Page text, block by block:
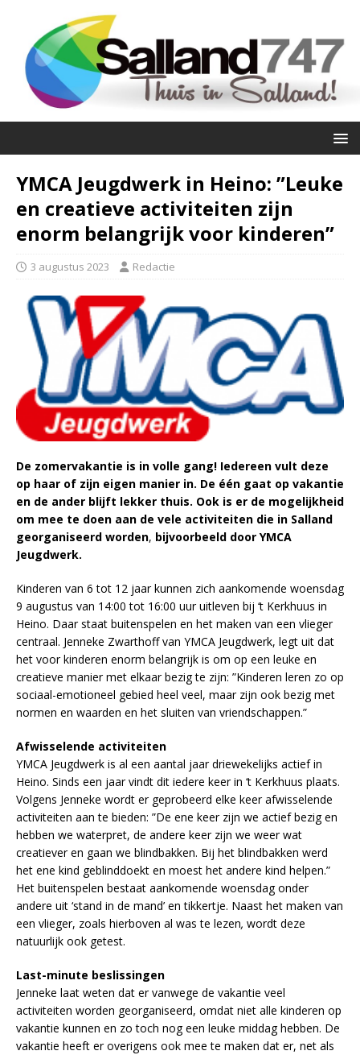
YMCA Jeugdwerk in Heino: ”Leuke
en creatieve activiteiten zijn
enorm belangrijk voor kinderen”
3 augustus 2023 Redactie
De zomervakantie is in volle gang! Iedereen vult deze
op haar of zijn eigen manier in. De één gaat op vakantie
en de ander blijft lekker thuis. Ook is er de mogelijkheid
om mee te doen aan de vele activiteiten die in Salland
georganiseerd worden, bijvoorbeeld door YMCA
Jeugdwerk.
Kinderen van 6 tot 12 jaar kunnen zich aankomende woensdag
9 augustus van 14:00 tot 16:00 uur uitleven bij ‘t Kerkhuus in
Heino. Daar staat buitenspelen en het maken van een vlieger
centraal. Jenneke Zwarthoff van YMCA Jeugdwerk, legt uit dat
het voor kinderen enorm belangrijk is om op een leuke en
creatieve manier met elkaar bezig te zijn: ”Kinderen leren zo op
sociaal-emotioneel gebied heel veel, maar zijn ook bezig met
normen en waarden en het sluiten van vriendschappen.”
Afwisselende activiteiten
YMCA Jeugdwerk is al een aantal jaar driewekelijks actief in
Heino. Sinds een jaar vindt dit iedere keer in ‘t Kerkhuus plaats.
Volgens Jenneke wordt er geprobeerd elke keer afwisselende
activiteiten aan te bieden: ”De ene keer zijn we actief bezig en
hebben we waterpret, de andere keer zijn we weer wat
creatiever en gaan we blindbakken. Bij het blindbakken werd
het ene kind geblinddoekt en moest het andere kind helpen.”
Het buitenspelen bestaat aankomende woensdag onder
andere uit ‘stand in de mand’ en tikkertje. Naast het maken van
een vlieger, zoals hierboven al was te lezen, wordt deze
natuurlijk ook getest.
Last-minute beslissingen
Jenneke laat weten dat er vanwege de vakantie veel
activiteiten worden georganiseerd, omdat niet alle kinderen op
vakantie kunnen en zo toch nog een leuke middag hebben. De
vakantie heeft er overigens ook mee te maken dat er, net als